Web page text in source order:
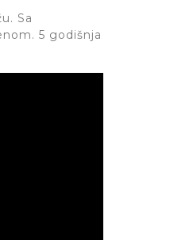
Sa
5 godišnja